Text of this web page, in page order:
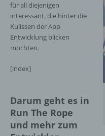
für all diejenigen
interessant, die hinter die
Kulissen der App
Entwicklung blicken
möchten.
[index]
Darum geht es in
Run The Rope
und mehr zum